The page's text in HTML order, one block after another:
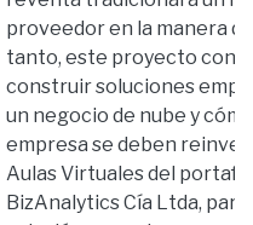
proveedor en la manera
tanto, este proyecto
construir soluciones
un negocio de nube y
empresa se deben
Aulas Virtuales del
BizAnalytics Cía Ltda,